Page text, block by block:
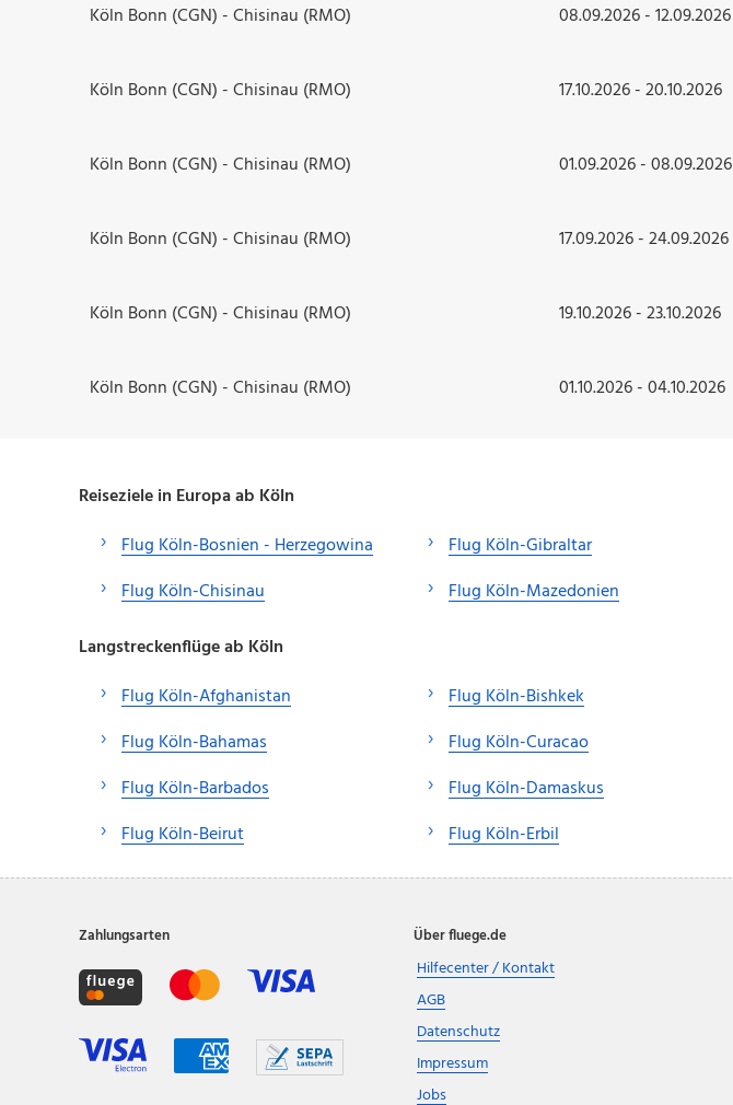
Köln Bonn (CGN) - Chisinau (RMO) 08.09.2026 - 12.09.2026
Köln Bonn (CGN) - Chisinau (RMO) 17.10.2026 - 20.10.2026
Köln Bonn (CGN) - Chisinau (RMO) 01.09.2026 - 08.09.2026
Köln Bonn (CGN) - Chisinau (RMO) 17.09.2026 - 24.09.2026
Köln Bonn (CGN) - Chisinau (RMO) 19.10.2026 - 23.10.2026
Köln Bonn (CGN) - Chisinau (RMO) 01.10.2026 - 04.10.2026
Reiseziele in Europa ab Köln
Flug Köln-Bosnien - Herzegowina
Flug Köln-Chisinau
Flug Köln-Gibraltar
Flug Köln-Mazedonien
Langstreckenflüge ab Köln
Flug Köln-Afghanistan
Flug Köln-Bahamas
Flug Köln-Barbados
Flug Köln-Beirut
Flug Köln-Bishkek
Flug Köln-Curacao
Flug Köln-Damaskus
Flug Köln-Erbil